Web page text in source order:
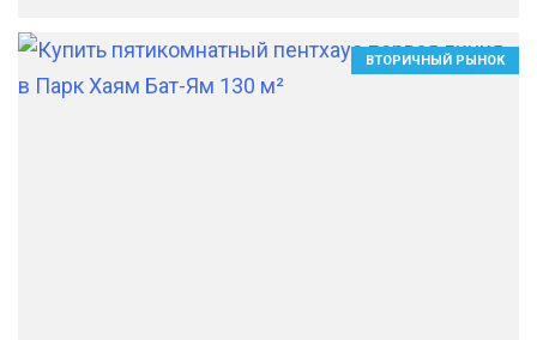
ВТОРИЧНЫЙ РЫНОК